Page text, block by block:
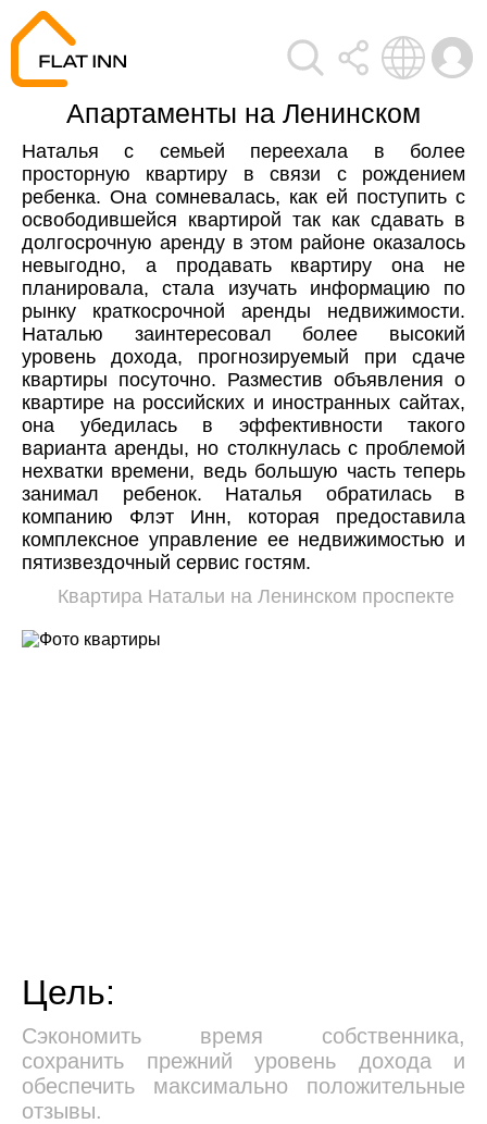
Aпартаменты на Ленинском
Наталья с семьей переехала в более
просторную квартиру в связи с рождением
ребенка. Она сомневалась, как ей поступить с
освободившейся квартирой так как сдавать в
долгосрочную аренду в этом районе оказалось
невыгодно, а продавать квартиру она не
планировала, стала изучать информацию по
рынку краткосрочной аренды недвижимости.
Наталью заинтересовал более высокий
уровень дохода, прогнозируемый при сдаче
квартиры посуточно. Разместив объявления о
квартире на российских и иностранных сайтах,
она убедилась в эффективности такого
варианта аренды, но столкнулась с проблемой
нехватки времени, ведь большую часть теперь
занимал ребенок. Наталья обратилась в
компанию Флэт Инн, которая предоставила
комплексное управление ее недвижимостью и
пятизвездочный сервис гостям.
Квартира Натальи на Ленинском проспекте
Цель:
Сэкономить время собственника,
сохранить прежний уровень дохода и
обеспечить максимально положительные
отзывы.